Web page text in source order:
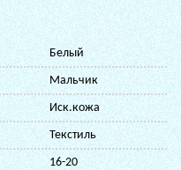
Белый
Мальчик
Иск.кожа
Текстиль
16-20